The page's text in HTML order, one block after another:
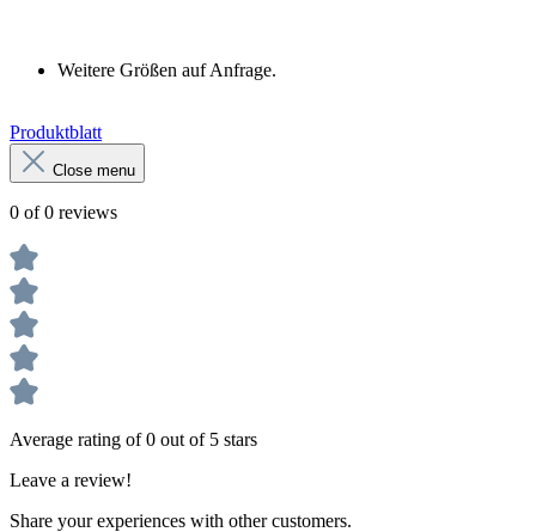
Weitere Größen auf Anfrage.
Produktblatt
Close menu
0 of 0 reviews
Average rating of 0 out of 5 stars
Leave a review!
Share your experiences with other customers.